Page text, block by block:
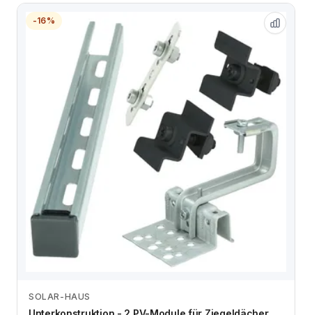
-16%
SOLAR-HAUS